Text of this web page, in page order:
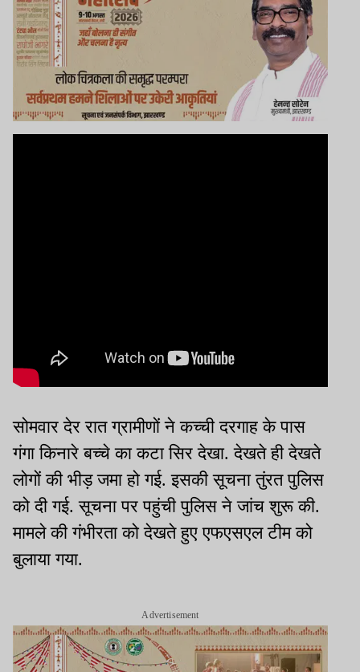
सोमवार देर रात ग्रामीणों ने कच्ची दरगाह के पास
गंगा किनारे बच्चे का कटा सिर देखा. देखते ही देखते
लोगों की भीड़ जमा हो गई. इसकी सूचना तुंरत पुलिस
को दी गई. सूचना पर पहुंची पुलिस ने जांच शुरू की.
मामले की गंभीरता को देखते हुए एफएसएल टीम को
बुलाया गया.
Advertisement